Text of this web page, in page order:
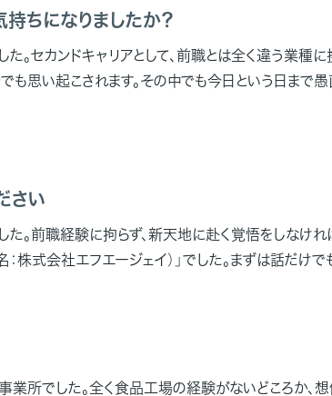
持ちになりましたか？
。セカンドキャリアとして、前職とは全く違う業種に
思い起こされます。その中でも今日という日まで
さい
。前職経験に拘らず、新天地に赴く覚悟をしなけれ
株式会社エフエージェイ）」でした。まずは話だけで
所でした。全く食品工場の経験がないどころか、